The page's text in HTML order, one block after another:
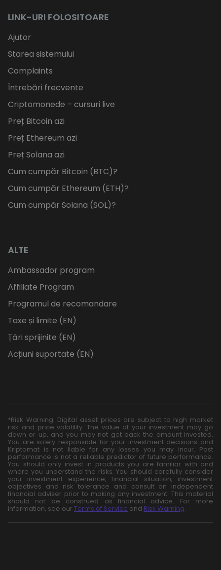
LINK-URI FOLOSITOARE
Ajutor
Starea sistemului
Complaints
Întrebări frecvente
Criptomonede – cursuri live
Preț Bitcoin azi
Preț Ethereum azi
Preț Solana azi
Cum cumpăr Bitcoin (BTC)?
Cum cumpăr Ethereum (ETH)?
Cum cumpăr Solana (SOL)?
ALTE
Ambassador program
Affiliate Program
Programul de recomandare
Taxe și limite (EN)
Țări sprijinite (EN)
Acțiuni suportate (EN)
*Risk Warning: Digital asset prices are subject to high market
risk and price volatility. The value of your investment may go
down or up, and you may not get back the amount invested.
You are solely responsible for your investment decisions and
Kriptomat is not liable for any losses you may incur. Past
performance is not a reliable predictor of future performance.
You should only invest in products you are familiar with and
where you understand the risks. You should carefully consider
your investment experience, financial situation, investment
objectives and risk tolerance and consult an independent
financial adviser prior to making any investment. This material
should not be construed as financial advice. For more
information, see our Terms of Service and Risk Warning.